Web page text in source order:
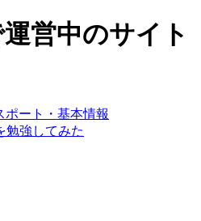
営中のサイト
ート・基本情報
勉強してみた